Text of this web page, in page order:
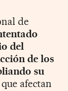
de
del
de los
su
afectan